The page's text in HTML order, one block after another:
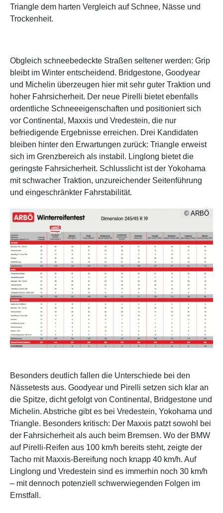
Triangle dem harten Vergleich auf Schnee, Nässe und
Trockenheit.
Obgleich schneebedeckte Straßen seltener werden: Grip
bleibt im Winter entscheidend. Bridgestone, Goodyear
und Michelin überzeugen hier mit sehr guter Traktion und
hoher Fahrsicherheit. Der neue Pirelli bietet ebenfalls
ordentliche Schneeeigenschaften und positioniert sich
vor Continental, Maxxis und Vredestein, die nur
befriedigende Ergebnisse erreichen. Drei Kandidaten
bleiben hinter den Erwartungen zurück: Triangle erweist
sich im Grenzbereich als instabil. Linglong bietet die
geringste Fahrsicherheit. Schlusslicht ist der Yokohama
mit schwacher Traktion, unzureichender Seitenführung
und eingeschränkter Fahrstabilität.
© ARBÖ
Besonders deutlich fallen die Unterschiede bei den
Nässetests aus. Goodyear und Pirelli setzen sich klar an
die Spitze, dicht gefolgt von Continental, Bridgestone und
Michelin. Abstriche gibt es bei Vredestein, Yokohama und
Triangle. Besonders kritisch: Der Maxxis patzt sowohl bei
der Fahrsicherheit als auch beim Bremsen. Wo der BMW
auf Pirelli-Reifen aus 100 km/h bereits steht, zeigte der
Tacho mit Maxxis-Bereifung noch knapp 40 km/h. Auf
Linglong und Vredestein sind es immerhin noch 30 km/h
– mit dennoch potenziell schwerwiegenden Folgen im
Ernstfall.